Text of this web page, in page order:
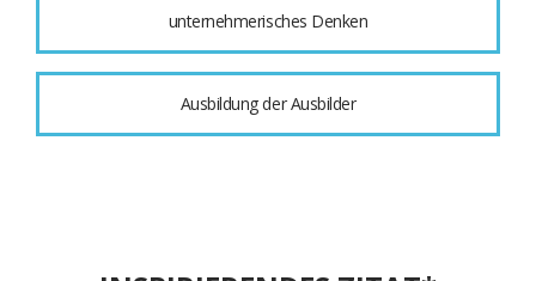
unternehmerisches Denken
Ausbildung der Ausbilder